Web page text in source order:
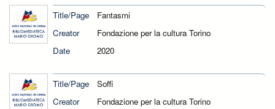
Title/Page
Fantasmi
Creator
Fondazione per la cultura Torino
Date
2020
Title/Page
Soffi
Creator
Fondazione per la cultura Torino